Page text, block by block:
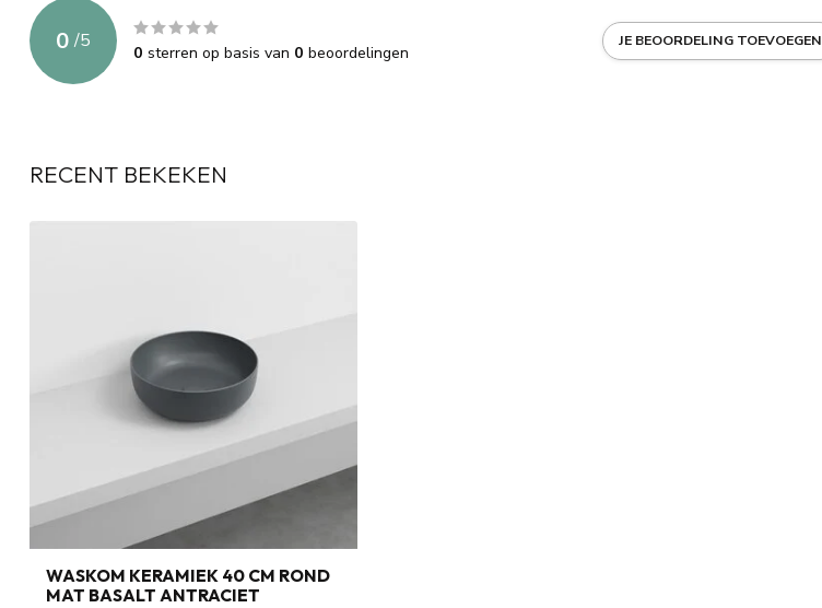
0 /5
0 sterren op basis van 0 beoordelingen
JE BEOORDELING TOEVOEGEN
RECENT BEKEKEN
WASKOM KERAMIEK 40 CM ROND
MAT BASALT ANTRACIET